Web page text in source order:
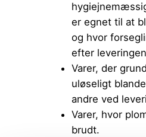
er egnet til at
og hvor
efter
Varer, der
uløseligt
andre ved
Varer, hvor
brudt.